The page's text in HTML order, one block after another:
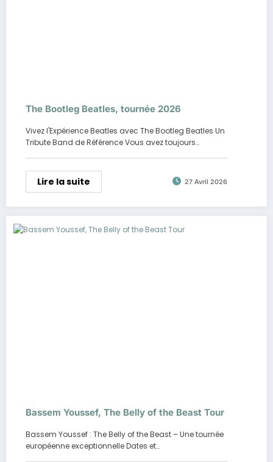
The Bootleg Beatles, tournée 2026
Vivez l'Expérience Beatles avec The Bootleg Beatles Un
Tribute Band de Référence Vous avez toujours…
Lire la suite 27 Avril 2026
Bassem Youssef, The Belly of the Beast Tour
Bassem Youssef : The Belly of the Beast – Une tournée
européenne exceptionnelle Dates et…